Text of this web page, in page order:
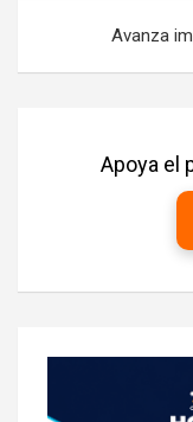
entradasAvanza
Apoya el